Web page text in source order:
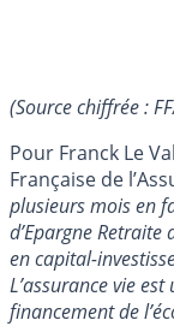
(Source chiffrée :
Pour Franck Le
Française de
plusieurs mois en
d’Epargne
en capital-
L’assurance vie
financement de